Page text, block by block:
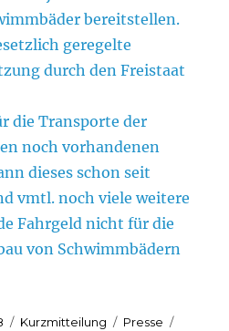
bereitstellen.
geregelte
durch den Freistaat
die Transporte der
noch vorhandenen
dieses schon seit
vmtl. noch viele weitere
Fahrgeld nicht für die
von Schwimmbädern
Format
Kurzmitteilung Kategorien
Presse